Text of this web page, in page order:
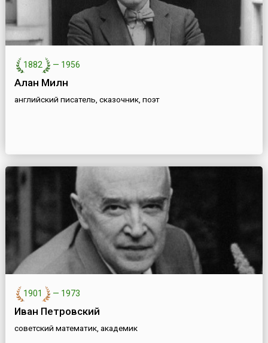
1882 — 1956
Алан Милн
английский писатель, сказочник, поэт
1901 — 1973
Иван Петровский
советский математик, академик